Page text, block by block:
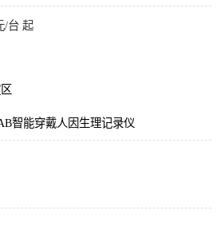
/台 起
智能穿戴人因生理记录仪